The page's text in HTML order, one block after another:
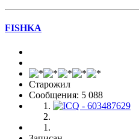
FISHKA
Старожил
Сообщения: 5 088